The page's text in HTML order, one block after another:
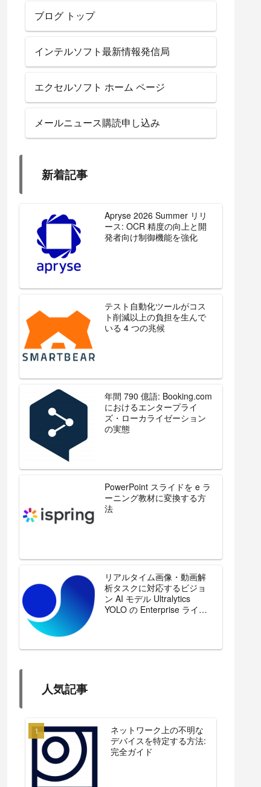
ブログ トップ
インテルソフト最新情報発信局
エクセルソフト ホーム ページ
メールニュース購読申し込み
新着記事
Apryse 2026 Summer リリ
ース: OCR 精度の向上と開
発者向け制御機能を強化
テスト自動化ツールがコス
ト削減以上の負担を生んで
いる 4 つの兆候
年間 790 億語: Booking.com
におけるエンタープライ
ズ・ローカライゼーション
の実態
PowerPoint スライドを e ラ
ーニング教材に変換する方
法
リアルタイム画像・動画解
析タスクに対応するビジョ
ン AI モデル Ultralytics
YOLO の Enterprise ライセ
人気記事
ネットワーク上の不明な
デバイスを特定する方法:
完全ガイド